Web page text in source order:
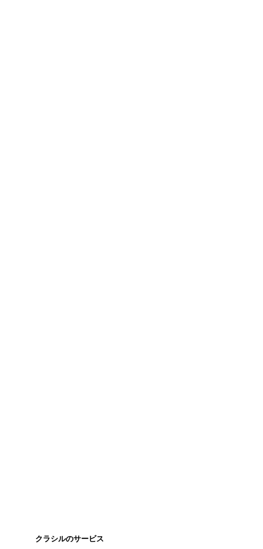
クラシルのサービス